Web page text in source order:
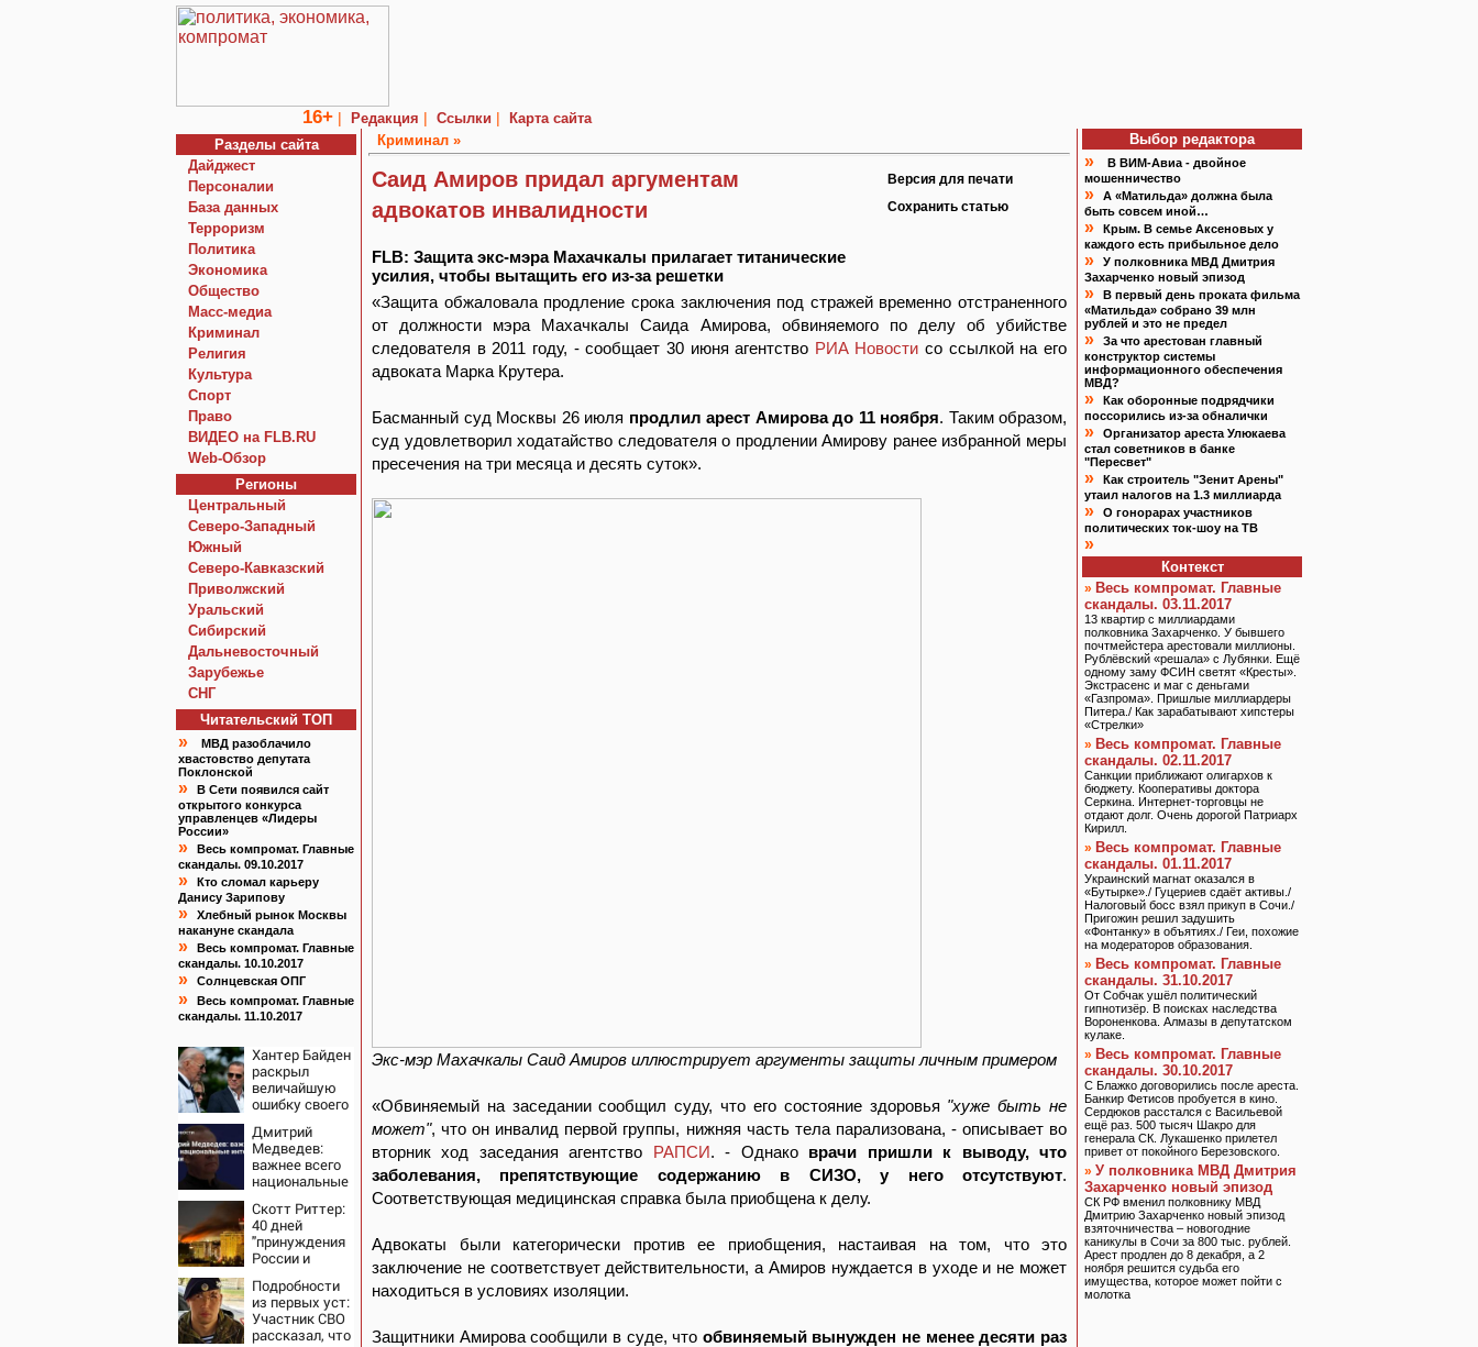
16+ | Редакция | Ссылки |
Карта сайта
Разделы сайта
Дайджест
Персоналии
База данных
Терроризм
Политика
Экономика
Общество
Macc-медиа
Криминал
Религия
Культура
Спорт
Право
ВИДЕО на FLB.RU
Web-Обзор
Регионы
Центральный
Северо-Западный
Южный
Северо-Кавказский
Приволжский
Уральский
Сибирский
Дальневосточный
Зарубежье
СНГ
Читательский TOП
»
МВД разоблачило
хвастовство депутата
Поклонской
»
В Сети появился сайт
открытого конкурса
управленцев «Лидеры
России»
»
Весь компромат. Главные
скандалы. 09.10.2017
»
Кто сломал карьеру
Данису Зарипову
»
Хлебный рынок Москвы
накануне скандала
»
Весь компромат. Главные
скандалы. 10.10.2017
» Солнцевская ОПГ
»
Весь компромат. Главные
скандалы. 11.10.2017
Хантер Байден
раскрыл
величайшую
ошибку своего
бездействие
против
Трампа
Дмитрий
Медведев:
важнее всего
национальные
России
Скотт Риттер:
40 дней
"принуждения
России и
приблизили
крах режима
Зеленского
Подробности
из первых уст:
Участник СВО
рассказал, что
Криминал »
Саид Амиров придал аргументам
адвокатов инвалидности
FLB: Защита экс-мэра Махачкалы прилагает титанические
усилия, чтобы вытащить его из-за решетки
Версия для печати
Сохранить статью
«Защита обжаловала продление срока заключения под стражей временно отстраненного
от должности мэра Махачкалы Саида Амирова, обвиняемого по делу об убийстве
следователя в 2011 году, - сообщает 30 июня агентство РИА Новости со ссылкой на его
адвоката Марка Крутера.
Басманный суд Москвы 26 июля продлил арест Амирова до 11 ноября. Таким образом,
суд удовлетворил ходатайство следователя о продлении Амирову ранее избранной меры
пресечения на три месяца и десять суток».
Экс-мэр Махачкалы Саид Амиров иллюстрирует аргументы защиты личным примером
«Обвиняемый на заседании сообщил суду, что его состояние здоровья "хуже быть не
может", что он инвалид первой группы, нижняя часть тела парализована, - описывает во
вторник ход заседания агентство РАПСИ. - Однако врачи пришли к выводу, что
заболевания, препятствующие содержанию в СИЗО, у него отсутствуют.
Соответствующая медицинская справка была приобщена к делу.
Адвокаты были категорически против ее приобщения, настаивая на том, что это
заключение не соответствует действительности, а Амиров нуждается в уходе и не может
находиться в условиях изоляции.
Защитники Амирова сообщили в суде, что обвиняемый вынужден не менее десяти раз
Выбор редактора
»
В ВИМ-Авиа - двойное
мошенничество
»
А «Матильда» должна была
быть совсем иной…
»
Крым. В семье Аксеновых у
каждого есть прибыльное дело
»
У полковника МВД Дмитрия
Захарченко новый эпизод
»
В первый день проката фильма
«Матильда» собрано 39 млн
рублей и это не предел
»
За что арестован главный
конструктор системы
информационного обеспечения
МВД?
»
Как оборонные подрядчики
поссорились из-за обналички
»
Организатор ареста Улюкаева
стал советников в банке
"Пересвет"
»
Как строитель "Зенит Арены"
утаил налогов на 1.3 миллиарда
»
О гонорарах участников
политических ток-шоу на ТВ
»
Контекст
» Весь компромат. Главные
скандалы. 03.11.2017
13 квартир с миллиардами
полковника Захарченко. У бывшего
почтмейстера арестовали миллионы.
Рублёвский «решала» с Лубянки. Ещё
одному заму ФСИН светят «Кресты».
Экстрасенс и маг с деньгами
«Газпрома». Пришлые миллиардеры
Питера./ Как зарабатывают хипстеры
«Стрелки»
» Весь компромат. Главные
скандалы. 02.11.2017
Санкции приближают олигархов к
бюджету. Кооперативы доктора
Серкина. Интернет-торговцы не
отдают долг. Очень дорогой Патриарх
Кирилл.
» Весь компромат. Главные
скандалы. 01.11.2017
Украинский магнат оказался в
«Бутырке»./ Гуцериев сдаёт активы./
Налоговый босс взял прикуп в Сочи./
Пригожин решил задушить
«Фонтанку» в объятиях./ Геи, похожие
на модераторов образования.
» Весь компромат. Главные
скандалы. 31.10.2017
От Собчак ушёл политический
гипнотизёр. В поисках наследства
Вороненкова. Алмазы в депутатском
кулаке.
» Весь компромат. Главные
скандалы. 30.10.2017
С Блажко договорились после ареста.
Банкир Фетисов пробуется в кино.
Сердюков расстался с Васильевой
ещё раз. 500 тысяч Шакро для
генерала СК. Лукашенко прилетел
привет от покойного Березовского.
» У полковника МВД Дмитрия
Захарченко новый эпизод
СК РФ вменил полковнику МВД
Дмитрию Захарченко новый эпизод
взяточничества – новогодние
каникулы в Сочи за 800 тыс. рублей.
Арест продлен до 8 декабря, а 2
ноября решится судьба его
имущества, которое может пойти с
молотка